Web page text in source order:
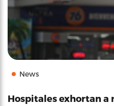
News
Hospitales exhortan a